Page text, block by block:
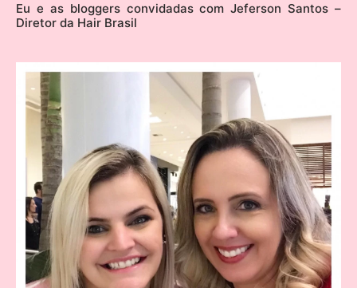
Eu e as bloggers convidadas com Jeferson Santos –
Diretor da Hair Brasil